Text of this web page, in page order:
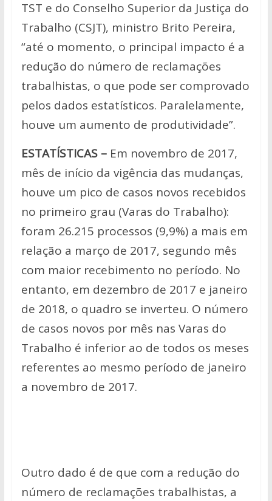
TST e do Conselho Superior da Justiça do
Trabalho (CSJT), ministro Brito Pereira,
“até o momento, o principal impacto é a
redução do número de reclamações
trabalhistas, o que pode ser comprovado
pelos dados estatísticos. Paralelamente,
houve um aumento de produtividade”.
ESTATÍSTICAS – Em novembro de 2017,
mês de início da vigência das mudanças,
houve um pico de casos novos recebidos
no primeiro grau (Varas do Trabalho):
foram 26.215 processos (9,9%) a mais em
relação a março de 2017, segundo mês
com maior recebimento no período. No
entanto, em dezembro de 2017 e janeiro
de 2018, o quadro se inverteu. O número
de casos novos por mês nas Varas do
Trabalho é inferior ao de todos os meses
referentes ao mesmo período de janeiro
a novembro de 2017.
Outro dado é de que com a redução do
número de reclamações trabalhistas, a